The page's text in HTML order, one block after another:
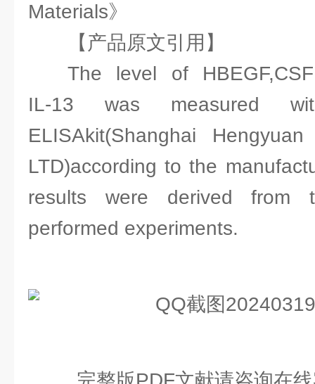
Materials》
【产品原文引用】
The level of
IL-13 was measured
ELISAkit(Shanghai
LTD)according to the
results were derived from
performed experiments.